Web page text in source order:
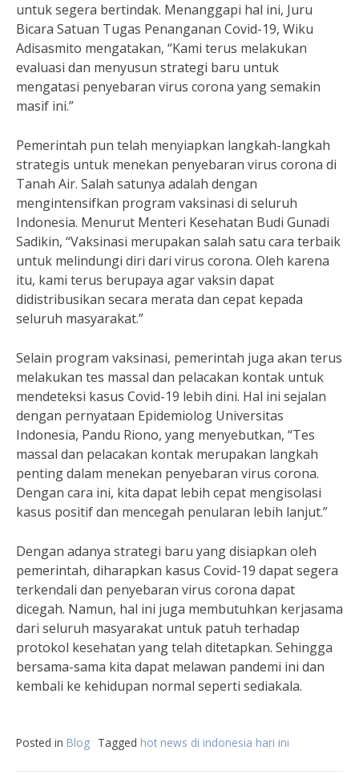
untuk segera bertindak. Menanggapi hal ini, Juru
Bicara Satuan Tugas Penanganan Covid-19, Wiku
Adisasmito mengatakan, “Kami terus melakukan
evaluasi dan menyusun strategi baru untuk
mengatasi penyebaran virus corona yang semakin
masif ini.”
Pemerintah pun telah menyiapkan langkah-langkah
strategis untuk menekan penyebaran virus corona di
Tanah Air. Salah satunya adalah dengan
mengintensifkan program vaksinasi di seluruh
Indonesia. Menurut Menteri Kesehatan Budi Gunadi
Sadikin, “Vaksinasi merupakan salah satu cara terbaik
untuk melindungi diri dari virus corona. Oleh karena
itu, kami terus berupaya agar vaksin dapat
didistribusikan secara merata dan cepat kepada
seluruh masyarakat.”
Selain program vaksinasi, pemerintah juga akan terus
melakukan tes massal dan pelacakan kontak untuk
mendeteksi kasus Covid-19 lebih dini. Hal ini sejalan
dengan pernyataan Epidemiolog Universitas
Indonesia, Pandu Riono, yang menyebutkan, “Tes
massal dan pelacakan kontak merupakan langkah
penting dalam menekan penyebaran virus corona.
Dengan cara ini, kita dapat lebih cepat mengisolasi
kasus positif dan mencegah penularan lebih lanjut.”
Dengan adanya strategi baru yang disiapkan oleh
pemerintah, diharapkan kasus Covid-19 dapat segera
terkendali dan penyebaran virus corona dapat
dicegah. Namun, hal ini juga membutuhkan kerjasama
dari seluruh masyarakat untuk patuh terhadap
protokol kesehatan yang telah ditetapkan. Sehingga
bersama-sama kita dapat melawan pandemi ini dan
kembali ke kehidupan normal seperti sediakala.
Posted in Blog Tagged hot news di indonesia hari ini